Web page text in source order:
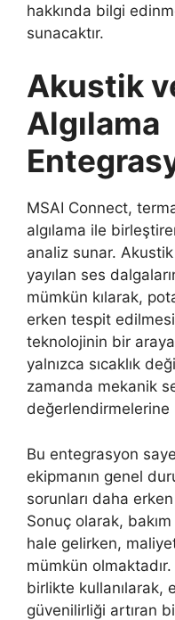
hakkında bilgi
sunacaktır.
Akustik
Algılama
MSAI Connect,
algılama ile
analiz sunar.
yayılan ses
mümkün kılarak,
erken tespit
teknolojinin bir araya
yalnızca sıcaklık
zamanda mekanik
değerlendirmelerine
Bu entegrasyon
ekipmanın genel
sorunları daha
Sonuç olarak,
hale gelirken,
mümkün
birlikte kullanılarak,
güvenilirliği artıran